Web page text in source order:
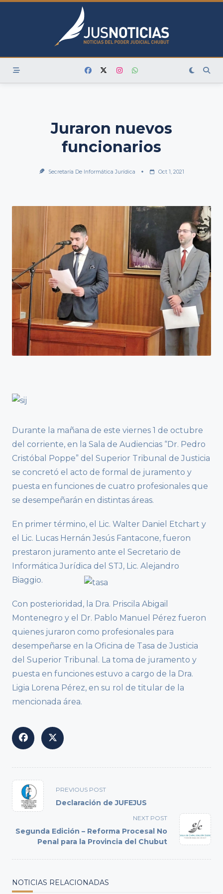
Skip
Juraron nuevos
funcionarios
Secretaría De Informática Jurídica Oct 1, 2021
Durante la mañana de este viernes 1 de octubre
del corriente, en la Sala de Audiencias “Dr. Pedro
Cristóbal Poppe” del Superior Tribunal de Justicia
se concretó el acto de formal de juramento y
puesta en funciones de cuatro profesionales que
se desempeñarán en distintas áreas.
En primer término, el Lic. Walter Daniel Etchart y
el Lic. Lucas Hernán Jesús Fantacone, fueron
prestaron juramento ante el Secretario de
Informática Jurídica del STJ, Lic. Alejandro
Biaggio.
Con posterioridad, la Dra. Priscila Abigail
Montenegro y el Dr. Pablo Manuel Pérez fueron
quienes juraron como profesionales para
desempeñarse en la Oficina de Tasa de Justicia
del Superior Tribunal. La toma de juramento y
puesta en funciones estuvo a cargo de la Dra.
Ligia Lorena Pérez, en su rol de titular de la
mencionada área.
<span
class="nav-
subtitle
reader-
text">Page</span>
PREVIOUS POST
Declaración de JUFEJUS
NEXT POST
Segunda Edición – Reforma Procesal No
Penal para la Provincia del Chubut
NOTICIAS RELACIONADAS